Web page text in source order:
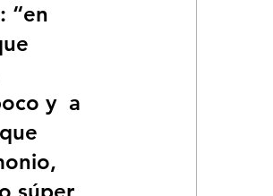
“en
y  a